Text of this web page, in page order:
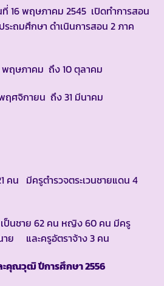
16 พฤษภาคม 2545 เปิดทำการสอน
ะถมศึกษา ดำเนินการสอน 2 ภาค
พฤษภาคม ถึง 10 ตุลาคม
ฤศจิกายน ถึง 31 มีนาคม
คน มีครูตำรวจตระเวนชายแดน 4
ป็นชาย 62 คน หญิง 60 คน มีครู
าย และครูอัตราจ้าง 3 คน
ะคุณวุฒิ ปีการศึกษา2556